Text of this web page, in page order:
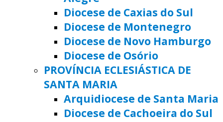
Diocese de Caxias do Sul
Diocese de Montenegro
Diocese de Novo Hamburgo
Diocese de Osório
PROVÍNCIA ECLESIÁSTICA DE
SANTA MARIA
Arquidiocese de Santa Maria
Diocese de Cachoeira do Sul